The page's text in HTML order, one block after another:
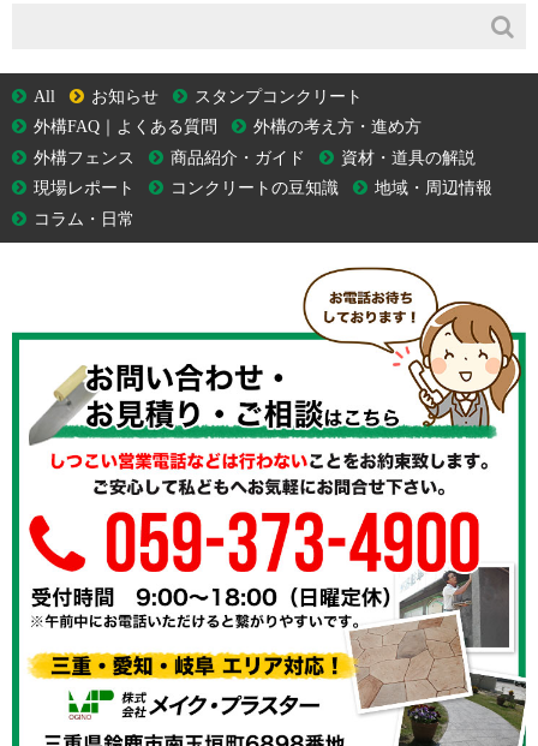
All お知らせ
スタンプコンクリート
外構FAQ｜よくある質問
外構の考え方・進め方
外構フェンス
商品紹介・ガイド
資材・道具の解説
現場レポート
コンクリートの豆知識
地域・周辺情報
コラム・日常